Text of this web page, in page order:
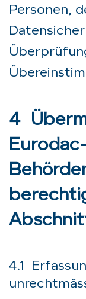
Personen,
4
4.1